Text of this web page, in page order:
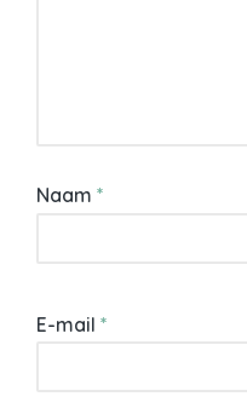
Naam *
E-mail *